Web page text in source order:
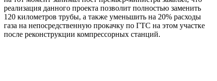
реализация данного проекта позволит полностью заменить
120 километров трубы, а также уменьшить на 20% расходы
газа на непосредственную прокачку по ГТС на этом участке
после реконструкции компрессорных станций.